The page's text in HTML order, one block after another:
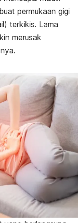
permukaan gigi
terkikis. Lama
merusak